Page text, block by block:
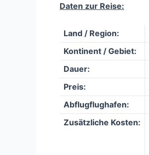
Daten zur Reise:
Land / Region:
Kontinent / Gebiet:
Dauer:
Preis:
Abflugflughafen:
Zusätzliche Kosten: